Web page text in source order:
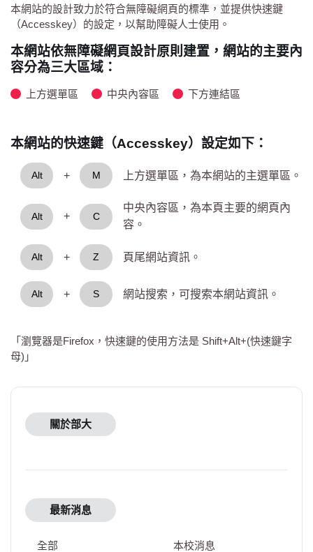
本網站的設計致力於符合無障礙網頁的標準，並提供快速鍵
（Accesskey）的設定，以幫助障礙人士使用。
本網站依無障礙網頁設計原則建置，網站的主要內
容分為三大區域：
上方選單區 中央內容區 下方連結區
本網站的快速鍵（Accesskey）設定如下：
Alt + M 上方選單區，為本網站的主選單區。
Alt + C
中央內容區，為本頁主要的網頁內
容。
Alt + Z 頁尾網站資訊。
Alt + S 網站搜索，可搜索本網站資訊。
「瀏覽器是Firefox，快速鍵的使用方法是 Shift+Alt+(快速鍵字
母)」
關於部大
最新消息
全部 本校消息